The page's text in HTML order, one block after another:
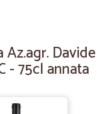
Davide
- 75cl annata